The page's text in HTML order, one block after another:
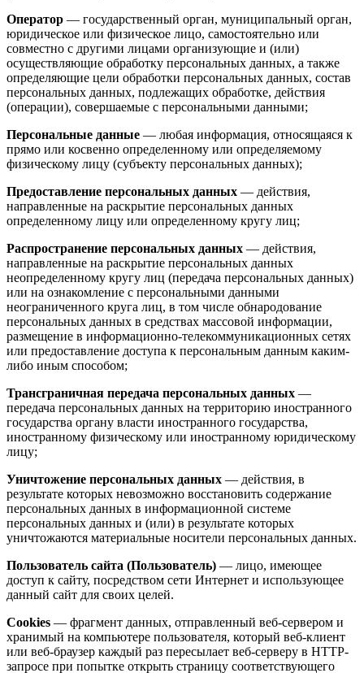
Оператор — государственный орган, муниципальный орган,
юридическое или физическое лицо, самостоятельно или
совместно с другими лицами организующие и (или)
осуществляющие обработку персональных данных, а также
определяющие цели обработки персональных данных, состав
персональных данных, подлежащих обработке, действия
(операции), совершаемые с персональными данными;
Персональные данные — любая информация, относящаяся к
прямо или косвенно определенному или определяемому
физическому лицу (субъекту персональных данных);
Предоставление персональных данных — действия,
направленные на раскрытие персональных данных
определенному лицу или определенному кругу лиц;
Распространение персональных данных — действия,
направленные на раскрытие персональных данных
неопределенному кругу лиц (передача персональных данных)
или на ознакомление с персональными данными
неограниченного круга лиц, в том числе обнародование
персональных данных в средствах массовой информации,
размещение в информационно-телекоммуникационных сетях
или предоставление доступа к персональным данным каким-
либо иным способом;
Трансграничная передача персональных данных —
передача персональных данных на территорию иностранного
государства органу власти иностранного государства,
иностранному физическому или иностранному юридическому
лицу;
Уничтожение персональных данных — действия, в
результате которых невозможно восстановить содержание
персональных данных в информационной системе
персональных данных и (или) в результате которых
уничтожаются материальные носители персональных данных.
Пользователь сайта (Пользователь) — лицо, имеющее
доступ к сайту, посредством сети Интернет и использующее
данный сайт для своих целей.
Cookies — фрагмент данных, отправленный веб-сервером и
хранимый на компьютере пользователя, который веб-клиент
или веб-браузер каждый раз пересылает веб-серверу в HTTP-
запросе при попытке открыть страницу соответствующего